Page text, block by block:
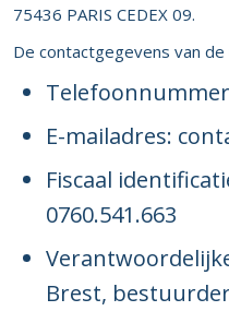
75436 PARIS CEDEX 09.
De contactgegevens van
E-mailadres:
Fiscaal
0760.541.663
Brest,